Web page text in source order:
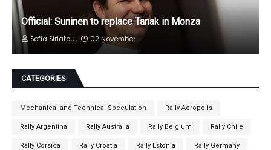
Official: Suninen to replace Tanak in Monza
Sofia Siriatou 02 November
CATEGORIES
Mechanical and Technical Speculation Rally Acropolis
Rally Argentina Rally Australia Rally Belgium Rally Chile
Rally Corsica Rally Croatia Rally Estonia Rally Germany